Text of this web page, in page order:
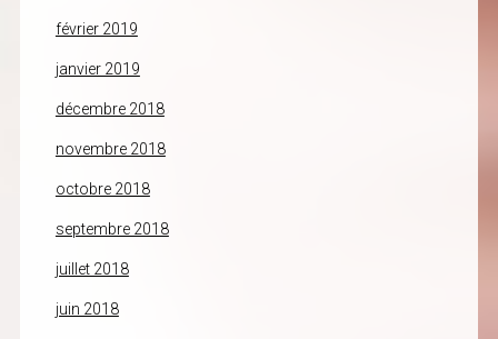
février 2019
janvier 2019
décembre 2018
novembre 2018
octobre 2018
septembre 2018
juillet 2018
juin 2018